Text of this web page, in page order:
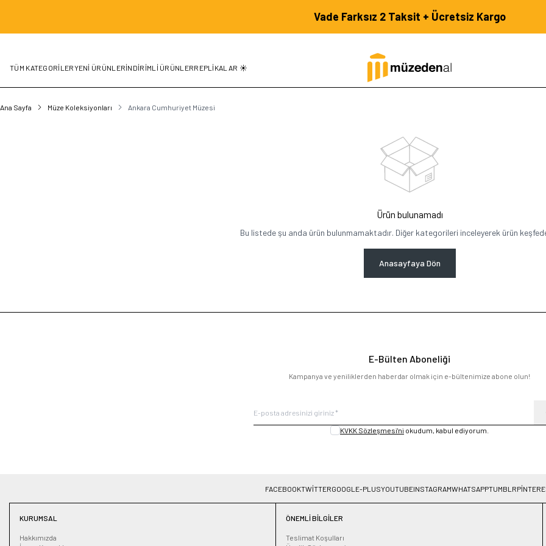
Vade Farksız 2 Taksit + Ücretsiz Kargo
TÜM KATEGORİLERYENİ ÜRÜNLERİNDİRİMLİ ÜRÜNLERREPLİKALAR ☀️
Ana Sayfa Müze Koleksiyonları Ankara Cumhuriyet Müzesi
Ürün bulunamadı
Bu listede şu anda ürün bulunmamaktadır. Diğer kategorileri inceleyerek ürün
Anasayfaya Dön
E-Bülten Aboneliği
Kampanya ve yeniliklerden haberdar olmak için e-bültenimize abone olun!
KVKK Sözleşmesi'ni okudum, kabul ediyorum.
FACEBOOKTWITTERGOOGLE-PLUSYOUTUBEINSTAGRAMWHATSAPPTUMBLR
KURUMSAL
Hakkımızda
ÖNEMLI BILGILER
Teslimat Koşulları